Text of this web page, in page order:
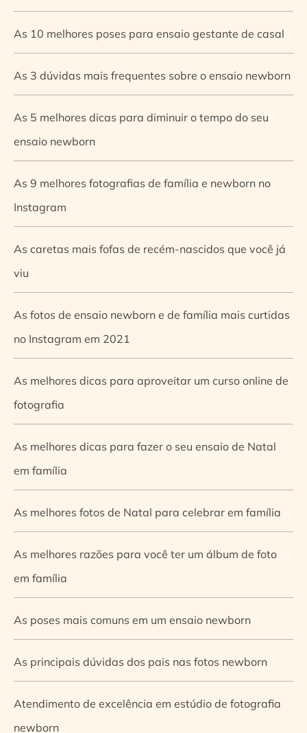
As 10 melhores poses para ensaio gestante de casal
As 3 dúvidas mais frequentes sobre o ensaio newborn
As 5 melhores dicas para diminuir o tempo do seu
ensaio newborn
As 9 melhores fotografias de família e newborn no
Instagram
As caretas mais fofas de recém-nascidos que você já
viu
As fotos de ensaio newborn e de família mais curtidas
no Instagram em 2021
As melhores dicas para aproveitar um curso online de
fotografia
As melhores dicas para fazer o seu ensaio de Natal
em família
As melhores fotos de Natal para celebrar em família
As melhores razões para você ter um álbum de foto
em família
As poses mais comuns em um ensaio newborn
As principais dúvidas dos pais nas fotos newborn
Atendimento de excelência em estúdio de fotografia
newborn